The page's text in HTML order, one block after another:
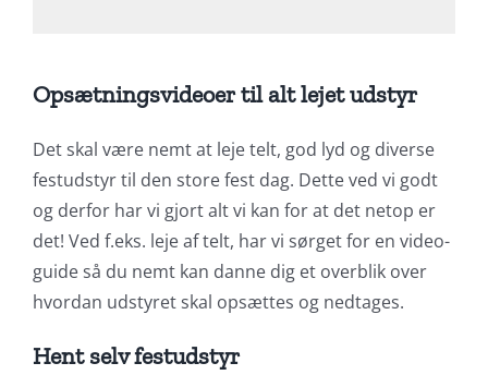
Opsætningsvideoer til alt lejet udstyr
Det skal være nemt at leje telt, god lyd og diverse
festudstyr til den store fest dag. Dette ved vi godt
og derfor har vi gjort alt vi kan for at det netop er
det! Ved f.eks. leje af telt, har vi sørget for en video-
guide så du nemt kan danne dig et overblik over
hvordan udstyret skal opsættes og nedtages.
Hent selv festudstyr